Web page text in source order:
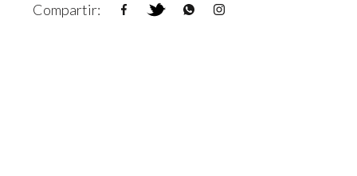
Compartir: